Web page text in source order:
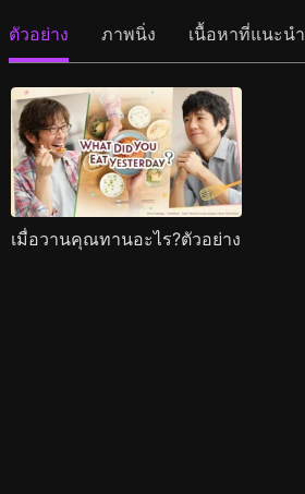
ตัวอย่าง ภาพนิ่ง เนื้อหาที่แนะนำ
เมื่อวานคุณทานอะไร?ตัวอย่าง